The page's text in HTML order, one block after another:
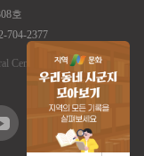
호
704-2377
Centers.
ALL RIGHT RES